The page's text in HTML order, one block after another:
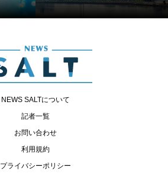
NEWS SALTについて
記者一覧
お問い合わせ
利用規約
プライバシーポリシー